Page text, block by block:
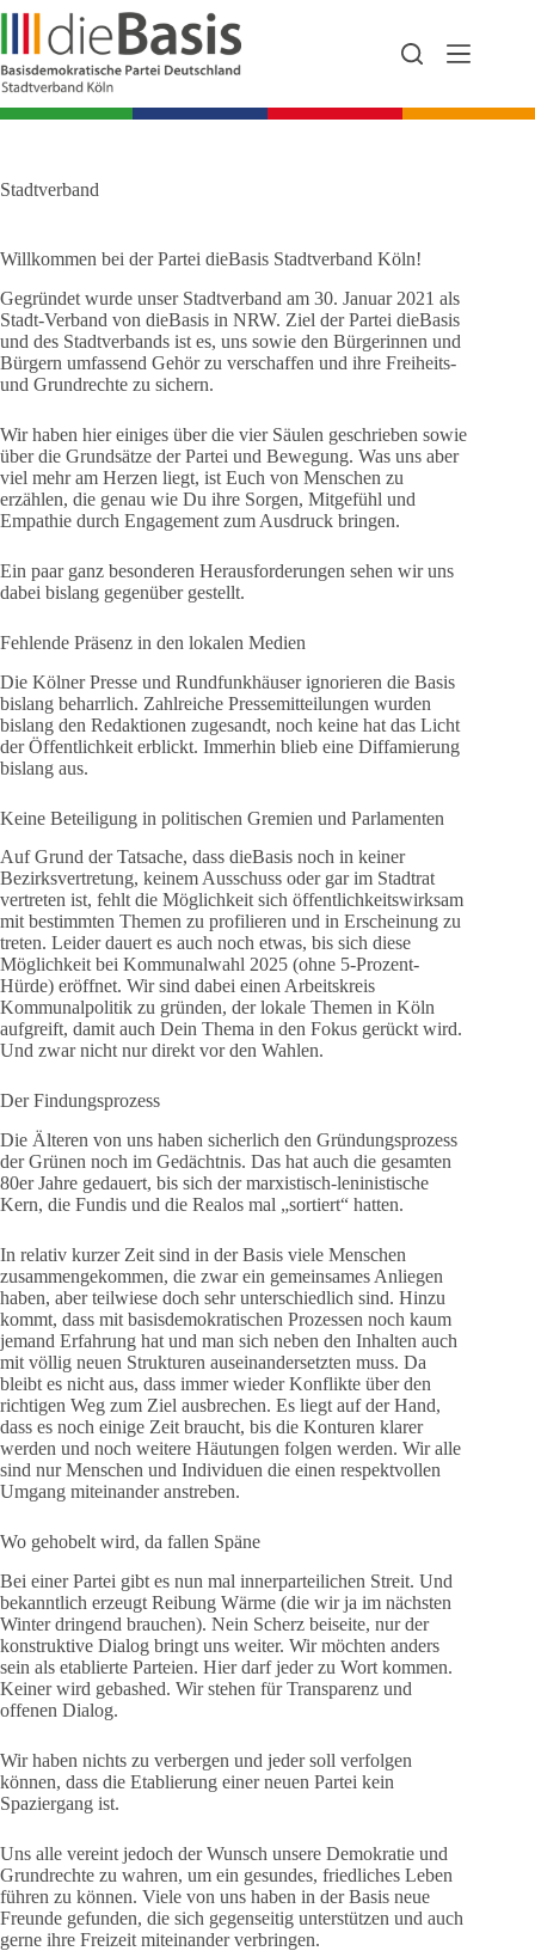
Zum
springen
Stadtverband
Willkommen bei der Partei dieBasis Stadtverband Köln!
Gegründet wurde unser Stadtverband am 30. Januar 2021 als
Stadt-Verband von dieBasis in NRW. Ziel der Partei dieBasis
und des Stadtverbands ist es, uns sowie den Bürgerinnen und
Bürgern umfassend Gehör zu verschaffen und ihre Freiheits-
und Grundrechte zu sichern.
Wir haben hier einiges über die vier Säulen geschrieben sowie
über die Grundsätze der Partei und Bewegung. Was uns aber
viel mehr am Herzen liegt, ist Euch von Menschen zu
erzählen, die genau wie Du ihre Sorgen, Mitgefühl und
Empathie durch Engagement zum Ausdruck bringen.
Ein paar ganz besonderen Herausforderungen sehen wir uns
dabei bislang gegenüber gestellt.
Fehlende Präsenz in den lokalen Medien
Die Kölner Presse und Rundfunkhäuser ignorieren die Basis
bislang beharrlich. Zahlreiche Pressemitteilungen wurden
bislang den Redaktionen zugesandt, noch keine hat das Licht
der Öffentlichkeit erblickt. Immerhin blieb eine Diffamierung
bislang aus.
Keine Beteiligung in politischen Gremien und Parlamenten
Auf Grund der Tatsache, dass dieBasis noch in keiner
Bezirksvertretung, keinem Ausschuss oder gar im Stadtrat
vertreten ist, fehlt die Möglichkeit sich öffentlichkeitswirksam
mit bestimmten Themen zu profilieren und in Erscheinung zu
treten. Leider dauert es auch noch etwas, bis sich diese
Möglichkeit bei Kommunalwahl 2025 (ohne 5-Prozent-
Hürde) eröffnet. Wir sind dabei einen Arbeitskreis
Kommunalpolitik zu gründen, der lokale Themen in Köln
aufgreift, damit auch Dein Thema in den Fokus gerückt wird.
Und zwar nicht nur direkt vor den Wahlen.
Der Findungsprozess
Die Älteren von uns haben sicherlich den Gründungsprozess
der Grünen noch im Gedächtnis. Das hat auch die gesamten
80er Jahre gedauert, bis sich der marxistisch-leninistische
Kern, die Fundis und die Realos mal „sortiert“ hatten.
In relativ kurzer Zeit sind in der Basis viele Menschen
zusammengekommen, die zwar ein gemeinsames Anliegen
haben, aber teilwiese doch sehr unterschiedlich sind. Hinzu
kommt, dass mit basisdemokratischen Prozessen noch kaum
jemand Erfahrung hat und man sich neben den Inhalten auch
mit völlig neuen Strukturen auseinandersetzten muss. Da
bleibt es nicht aus, dass immer wieder Konflikte über den
richtigen Weg zum Ziel ausbrechen. Es liegt auf der Hand,
dass es noch einige Zeit braucht, bis die Konturen klarer
werden und noch weitere Häutungen folgen werden. Wir alle
sind nur Menschen und Individuen die einen respektvollen
Umgang miteinander anstreben.
Wo gehobelt wird, da fallen Späne
Bei einer Partei gibt es nun mal innerparteilichen Streit. Und
bekanntlich erzeugt Reibung Wärme (die wir ja im nächsten
Winter dringend brauchen). Nein Scherz beiseite, nur der
konstruktive Dialog bringt uns weiter. Wir möchten anders
sein als etablierte Parteien. Hier darf jeder zu Wort kommen.
Keiner wird gebashed. Wir stehen für Transparenz und
offenen Dialog.
Wir haben nichts zu verbergen und jeder soll verfolgen
können, dass die Etablierung einer neuen Partei kein
Spaziergang ist.
Uns alle vereint jedoch der Wunsch unsere Demokratie und
Grundrechte zu wahren, um ein gesundes, friedliches Leben
führen zu können. Viele von uns haben in der Basis neue
Freunde gefunden, die sich gegenseitig unterstützen und auch
gerne ihre Freizeit miteinander verbringen.